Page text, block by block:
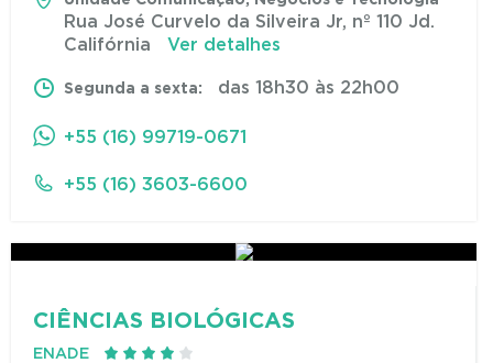
Rua José Curvelo da Silveira Jr, nº 110 Jd.
Califórnia Ver detalhes
Segunda a sexta: das 18h30 às 22h00
+55 (16) 99719-0671
+55 (16) 3603-6600
CIÊNCIAS BIOLÓGICAS
ENADE